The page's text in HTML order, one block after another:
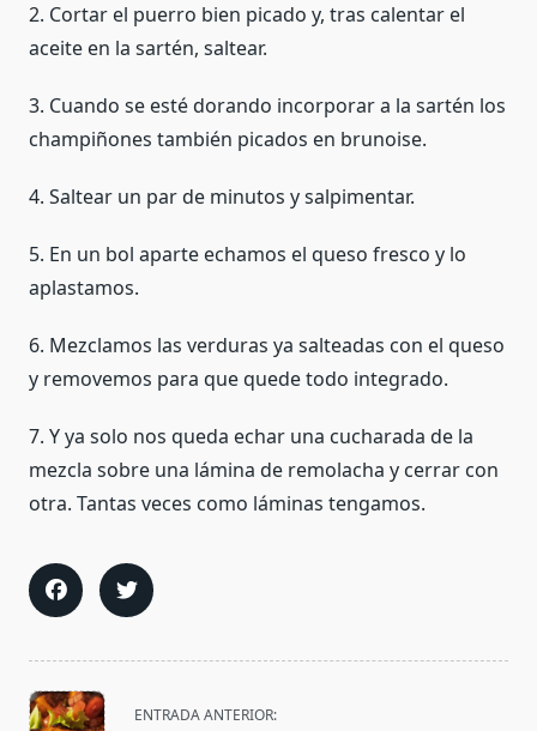
2. Cortar el puerro bien picado y, tras calentar el
aceite en la sartén, saltear.
3. Cuando se esté dorando incorporar a la sartén los
champiñones también picados en brunoise.
4. Saltear un par de minutos y salpimentar.
5. En un bol aparte echamos el queso fresco y lo
aplastamos.
6. Mezclamos las verduras ya salteadas con el queso
y removemos para que quede todo integrado.
7. Y ya solo nos queda echar una cucharada de la
mezcla sobre una lámina de remolacha y cerrar con
otra. Tantas veces como láminas tengamos.
<span
ENTRADA ANTERIOR: